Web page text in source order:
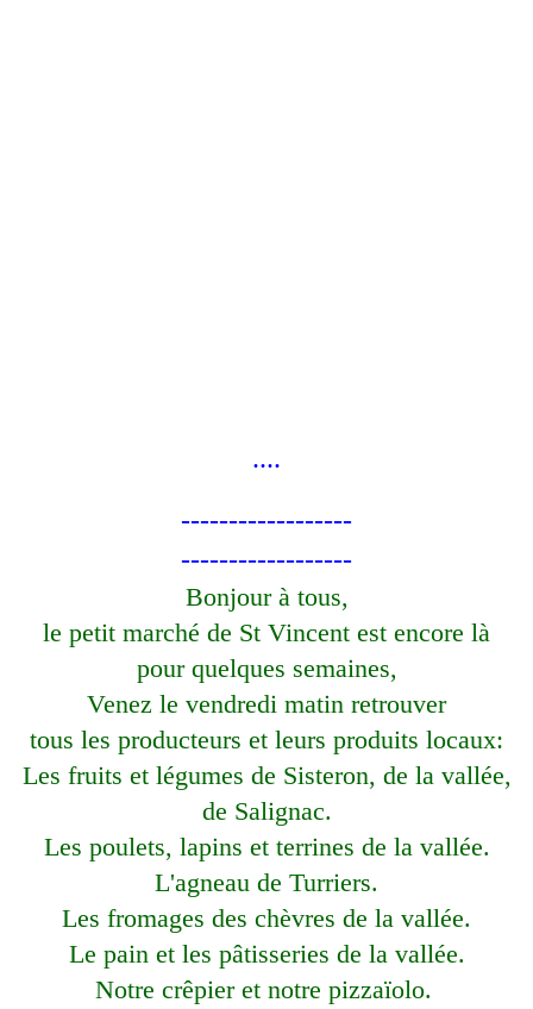
....
------------------
------------------
Bonjour à tous,
le petit marché de St Vincent est encore là
pour quelques semaines,
Venez le vendredi matin retrouver
tous les producteurs et leurs produits locaux:
Les fruits et légumes de Sisteron, de la vallée,
de Salignac.
Les poulets, lapins et terrines de la vallée.
L'agneau de Turriers.
Les fromages des chèvres de la vallée.
Le pain et les pâtisseries de la vallée.
Notre crêpier et notre pizzaïolo.